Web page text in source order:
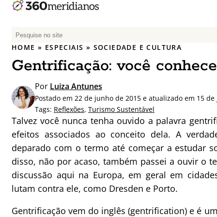
P
e
q
i
s
r
p
o
r
:
HOME » ESPECIAIS » SOCIEDADE E CULTURA
Gentrificação: você
Por Luiza Antunes
Postado em 22 de junho de 2015 e atualizado em 15
Tags: Reflexões, Turismo Sustentável
Talvez você nunca tenha ouvido a palavra
efeitos associados ao conceito dela. A
deparado com o termo até começar a estudar
disso, não por acaso, também passei a ouvir o
discussão aqui na Europa, em geral em
lutam contra ele, como Dresden e Porto.
Gentrificação vem do inglês (gentrification) e é